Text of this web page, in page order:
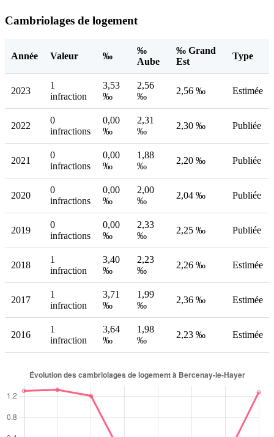
Cambriolages de logement
Année Valeur ‰
‰
Aube
‰ Grand
Est
Type
2023
1
infraction
3,53
‰
2,56
‰
2,56 ‰ Estimée
2022
0
infractions
0,00
‰
2,31
‰
2,30 ‰ Publiée
2021
0
infractions
0,00
‰
1,88
‰
2,20 ‰ Publiée
2020
0
infractions
0,00
‰
2,00
‰
2,04 ‰ Publiée
2019
0
infractions
0,00
‰
2,33
‰
2,25 ‰ Publiée
2018
1
infraction
3,40
‰
2,23
‰
2,26 ‰ Estimée
2017
1
infraction
3,71
‰
1,99
‰
2,36 ‰ Estimée
2016
1
infraction
3,64
‰
1,98
‰
2,23 ‰ Estimée